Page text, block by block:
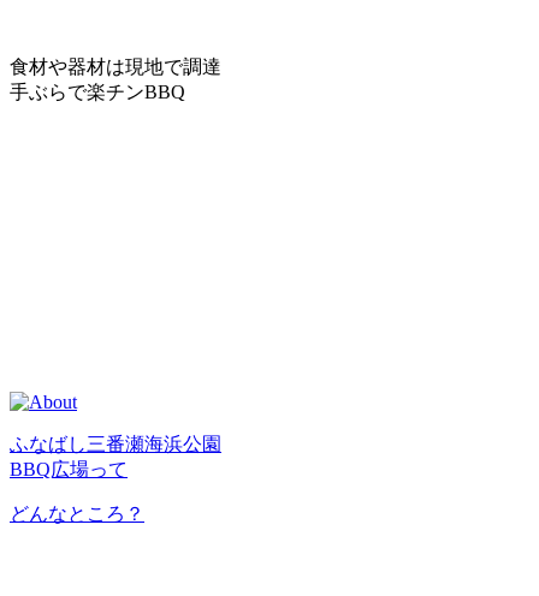
食材や器材は現地で調達
手ぶらで楽チンBBQ
ふなばし三番瀬海浜公園
BBQ広場って
どんなところ？